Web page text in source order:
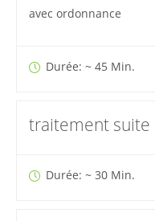
avec ordonnance
Durée: ~ 45 Min.
traitement suite
Durée: ~ 30 Min.